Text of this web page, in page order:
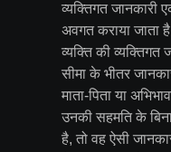
व्यक्तिगत
अवगत कराया जाता
व्यक्ति की
सीमा के भीतर
माता-पिता या
उनकी सहमति के
है, तो वह ऐसी